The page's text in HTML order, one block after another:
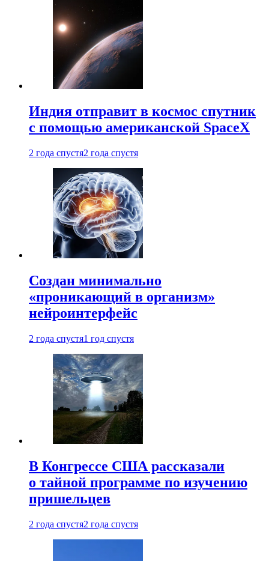
Индия отправит в космос спутник
с помощью американской SpaceX
2 года спустя2 года спустя
Создан минимально
«проникающий в организм»
нейроинтерфейс
2 года спустя1 год спустя
В Конгрессе США рассказали
о тайной программе по изучению
пришельцев
2 года спустя2 года спустя